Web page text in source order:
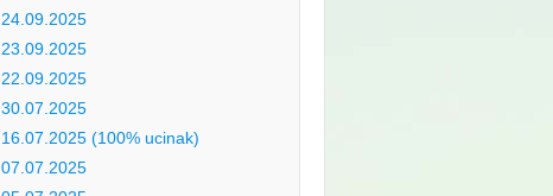
24.09.2025
23.09.2025
22.09.2025
30.07.2025
16.07.2025 (100% ucinak)
07.07.2025